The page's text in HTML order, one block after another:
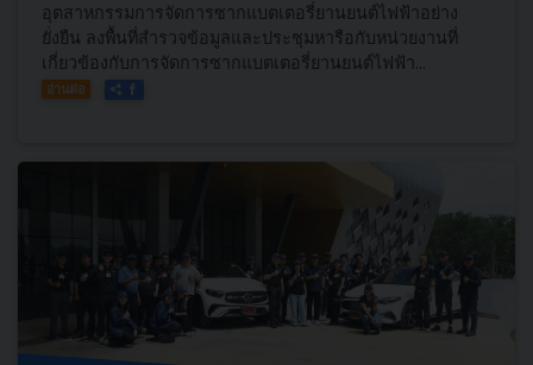
อุตสาหกรรมการจัดการซากแบตเตอรี่ยานยนต์ไฟฟ้าอย่าง
ยั่งยืน ลงพื้นที่สำรวจข้อมูลและประชุมหารือกับหน่วยงานที่
เกี่ยวข้องกับการจัดการซากแบตเตอรี่ยานยนต์ไฟฟ้า...
อ่านต่อ